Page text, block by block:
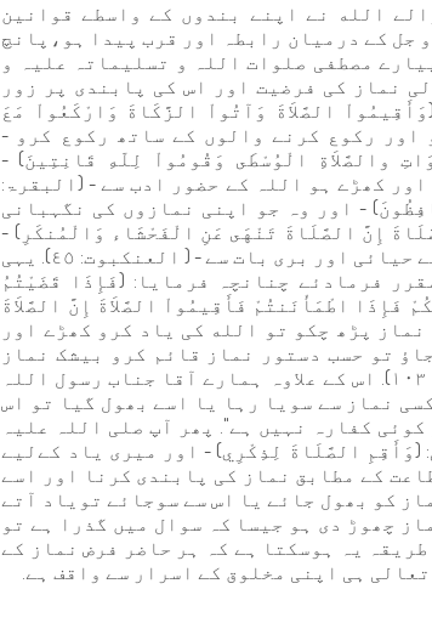
الله نے اپنے بندوں کے واسطے قوانین
جل کے درمیان رابطہ اور قرب پیدا ہو،پانچ
مصطفی صلوات اللہ و تسلیماتہ علیہ و
نماز کی فرضیت اور اس کی پابندی پر زور
الصَّلاَةَ وَآتُواْ الزَّكَاةَ وَارْكَعُواْ مَعَ
اور رکوع کرنے والوں کے ساتھ رکوع کرو -
والصَّلاَةِ الْوُسْطَى وَقُومُواْ لِلّهِ قَانِتِينَ) -
کھڑے ہو اللہ کے حضور ادب سے - (البقرۃ:
- اور وہ جو اپنی نمازوں کی نگہبانی
(وَأَقِمِ الصَّلَاةَ إِنَّ الصَّلَاةَ تَنْهَى عَنِ الْفَحْشَاء وَالْمُنكَرِ) -
اور نماز قائم فرماؤ، بیشک نماز منع کرتی ہے بے حیائی اور بری بات سے - ( العنکبوت: ٤٥). یہی
فرمادئے چنانچہ فرمایا: (فَإِذَا قَضَيْتُمُ
فَإِذَا اطْمَأْنَنتُمْ فَأَقِيمُواْ الصَّلاَةَ إِنَّ الصَّلاَةَ
پڑھ چکو تو الله کی یاد کرو کھڑے اور
تو حسب دستور نماز قائم کرو بیشک نماز
مسلمانوں پر وقت باندھا ہوا فرض ہے - (النساء: ١٠٣). اس کے علاوہ ہمارے آقا جناب رسول اللہ
نماز سے سويا رہا یا اسے بھول گیا تو اس
کفارہ نہیں ہے''. پھر آپ صلی اللہ علیہ
(وَأَقِمِ الصَّلَاةَ لِذِكْرِي) - اور میری یاد کےلیے
پراپنی استطاعت کے مطابق نماز کی پابندی کرنا اور اسے
کو بھول جائے یا اس سے سوجائے تویاد آتے
چھوڑ دی ہو جیسا کہ سوال میں گذرا ہے تو
یہ ہوسکتا ہے کہ ہر حاضر فرض نماز کے
ہی اپنی مخلوق کے اسرار سے واقف ہے.